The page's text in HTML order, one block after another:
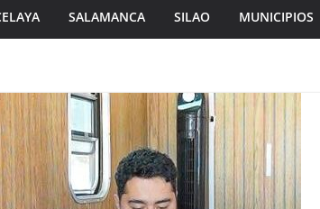
SALAMANCA SILAO MUNICIPIOS